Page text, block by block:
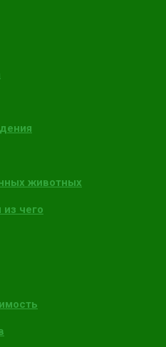
животных
чего